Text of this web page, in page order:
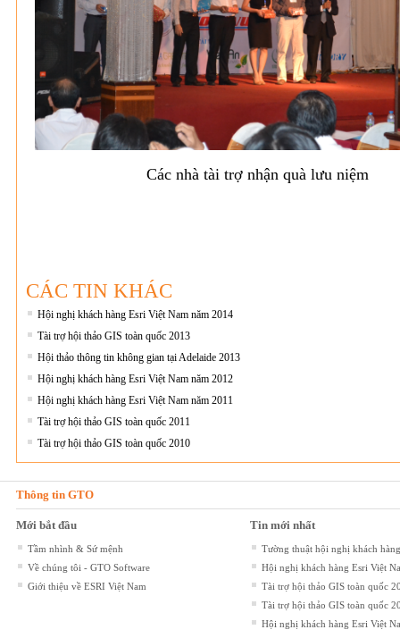
Các nhà tài trợ nhận quà lưu niệm
CÁC TIN KHÁC
Hội nghị khách hàng Esri Việt Nam năm 2014
Tài trợ hội thảo GIS toàn quốc 2013
Hội thảo thông tin không gian tại Adelaide 2013
Hội nghị khách hàng Esri Việt Nam năm 2012
Hội nghị khách hàng Esri Việt Nam năm 2011
Tài trợ hội thảo GIS toàn quốc 2011
Tài trợ hội thảo GIS toàn quốc 2010
Thông tin GTO
Mới bắt đầu
Tầm nhình & Sứ mệnh
Về chúng tôi - GTO Software
Giới thiệu về ESRI Việt Nam
Tin mới nhất
Tường thuật hội nghị khách
Hội nghị khách hàng Esri Việt
Tài trợ hội thảo GIS toàn quốc
Tài trợ hội thảo GIS toàn quốc
Hội nghị khách hàng Esri Việt